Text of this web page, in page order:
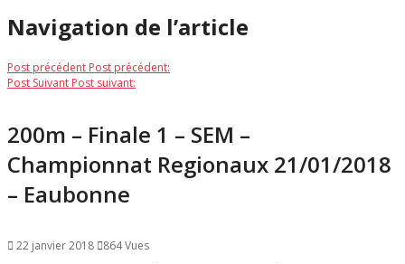
Navigation de l’article
Post précédent Post précédent:
Post Suivant Post suivant:
200m – Finale 1 – SEM –
Championnat Regionaux 21/01/2018
– Eaubonne
22 janvier 2018
864 Vues